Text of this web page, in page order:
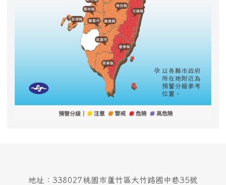
地址：338027桃園市蘆竹區大竹路國中巷35號